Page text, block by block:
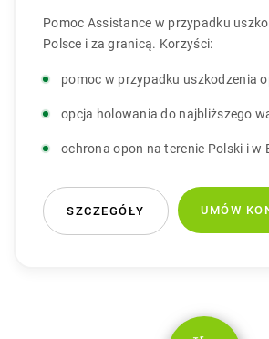
Pomoc Assistance w przypadku
Polsce i za granicą. Korzyści:
pomoc w przypadku uszkodzenia
opcja holowania do najbliższego
ochrona opon na terenie Polski i w
SZCZEGÓŁY UMÓW